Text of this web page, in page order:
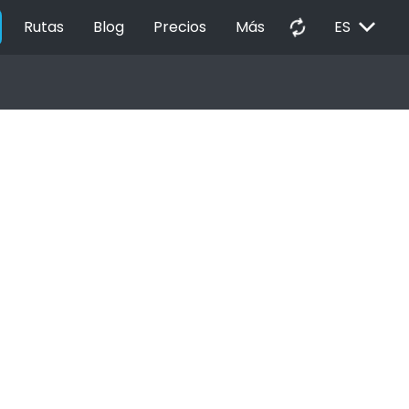
Rutas Blog Precios Más autorenew ES EXPAND_MORE